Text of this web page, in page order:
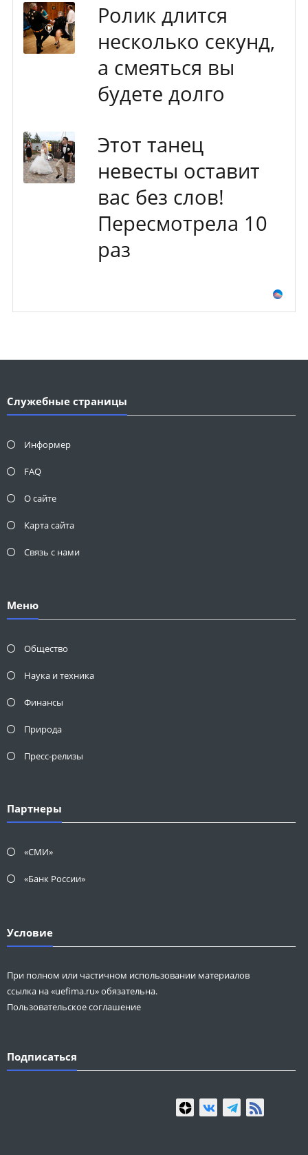
Ролик длится
несколько секунд,
а смеяться вы
будете долго
Этот танец
невесты оставит
вас без слов!
Пересмотрела 10
раз
Служебные страницы
Информер
FAQ
О сайте
Карта сайта
Связь с нами
Меню
Общество
Наука и техника
Финансы
Природа
Пресс-релизы
Партнеры
«СМИ»
«Банк России»
Условие
При полном или частичном использовании материалов
ссылка на «uefima.ru» обязательна.
Пользовательское соглашение
Подписаться